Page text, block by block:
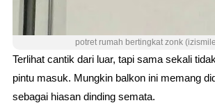
potret rumah bertingkat zonk
Terlihat cantik dari luar, tapi sama sekali
pintu masuk. Mungkin balkon ini memang
sebagai hiasan dinding semata.